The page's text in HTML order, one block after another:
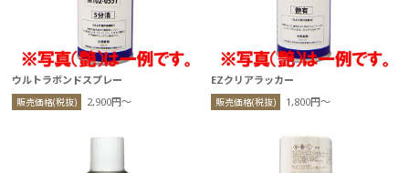
ウルトラボンドスプレー
販売価格(税抜) 2,900円〜
EZクリアラッカー
販売価格(税抜) 1,800円〜